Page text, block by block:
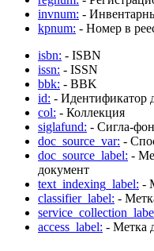
invnum: -
kpnum: - Номер в
isbn: - ISBN
issn: - ISSN
bbk: - BBK
id: - Идентификатор
col: - Коллекция
siglafund: - Сигла-
doc_source_var: -
doc_source_label: -
документ
text_indexing_label: -
classifier_label: -
access_label: - Метка